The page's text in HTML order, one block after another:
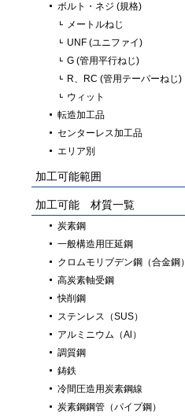
ボルト・ネジ (規格)
メートルねじ
UNF (ユニファイ)
G (管用平行ねじ)
R、RC (管用テーパーねじ)
ウィット
転造加工品
センターレス加工品
エリア別
加工可能範囲
加工可能 材質一覧
炭素鋼
一般構造用圧延鋼
クロムモリブデン鋼（合金鋼）
高炭素軸受鋼
快削鋼
ステンレス（SUS）
アルミニウム（Al）
調質鋼
鋳鉄
冷間圧造用炭素鋼線
炭素鋼鋼管（パイプ鋼）